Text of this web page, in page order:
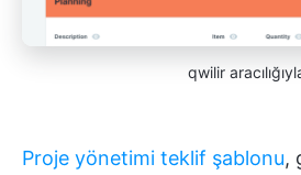
qwilir
Proje yönetimi teklif şablonu,